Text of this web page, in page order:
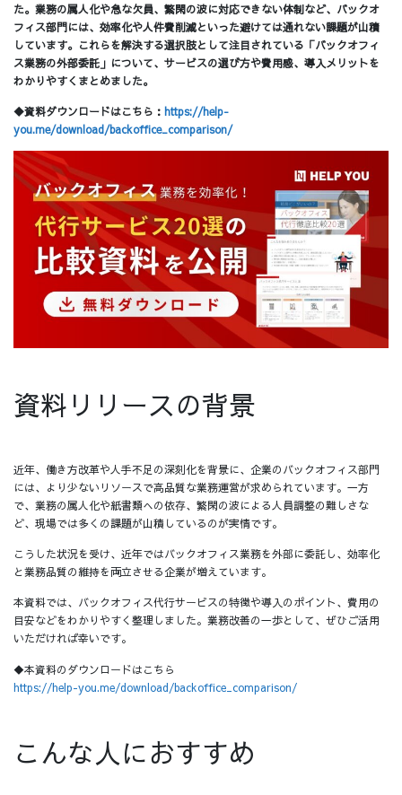
お問い合わせ
た。業務の属人化や急な欠員、繁閑の波に対応できない体制など、バックオ
フィス部門には、効率化や人件費削減といった避けては通れない課題が山積
しています。これらを解決する選択肢として注目されている「バックオフィ
ス業務の外部委託」について、サービスの選び方や費用感、導入メリットを
わかりやすくまとめました。
◆資料ダウンロードはこちら： https://help-
you.me/download/backoffice_comparison/
資料リリースの背景
近年、働き方改革や人手不足の深刻化を背景に、企業のバックオフィス部門
には、より少ないリソースで高品質な業務運営が求められています。一方
で、業務の属人化や紙書類への依存、繁閑の波による人員調整の難しさな
ど、現場では多くの課題が山積しているのが実情です。
こうした状況を受け、近年ではバックオフィス業務を外部に委託し、効率化
と業務品質の維持を両立させる企業が増えています。
本資料では、バックオフィス代行サービスの特徴や導入のポイント、費用の
目安などをわかりやすく整理しました。業務改善の一歩として、ぜひご活用
いただければ幸いです。
◆本資料のダウンロードはこちら
https://help-you.me/download/backoffice_comparison/
こんな人におすすめ